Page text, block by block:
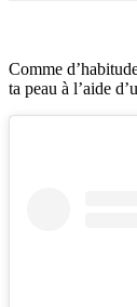
Comme
ta peau à l’aide